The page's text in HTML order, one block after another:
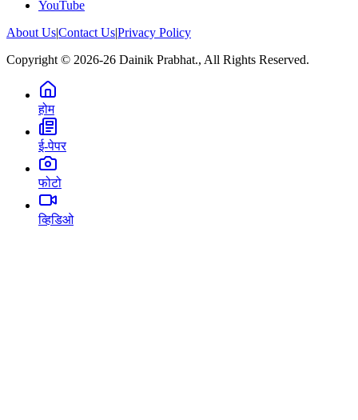
YouTube
About Us|Contact Us|Privacy Policy
Copyright © 2026-26 Dainik Prabhat., All Rights Reserved.
होम
ई-पेपर
फोटो
व्हिडिओ